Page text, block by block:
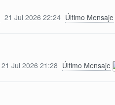
21 Jul 2026 22:24 Último Mensaje
21 Jul 2026 21:28 Último Mensaje